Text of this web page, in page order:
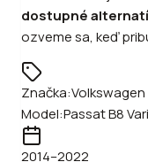
dostupné
ozveme sa, keď
Značka:Volkswagen
Model:Passat B8
2014–2022